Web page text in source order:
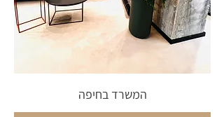
המשרד בחיפה